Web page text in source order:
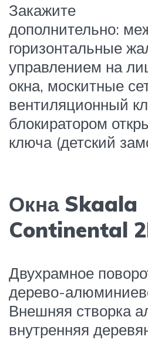
Закажите
дополнительно:
горизонтальные
управлением на
окна, москитные
вентиляционный
блокиратором
ключа (детский
Окна Skaala
Continental
Двухрамное
дерево-
Внешняя створка
внутренняя